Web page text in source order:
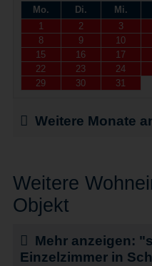
Mo.
Di. Mi.
1
2 3
8
9 10
15
16 17
22
23 24
29
30 31
Weitere Monate
Weitere
Objekt
Mehr anzeigen:
Einzelzimmer in